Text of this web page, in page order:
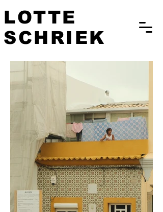
LOTTE
SCHRIEK